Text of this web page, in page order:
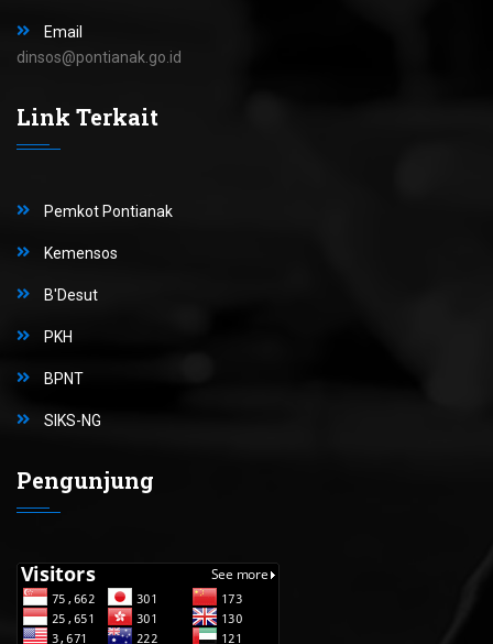
Email
dinsos@pontianak.go.id
Link Terkait
Pemkot Pontianak
Kemensos
B'Desut
PKH
BPNT
SIKS-NG
Pengunjung